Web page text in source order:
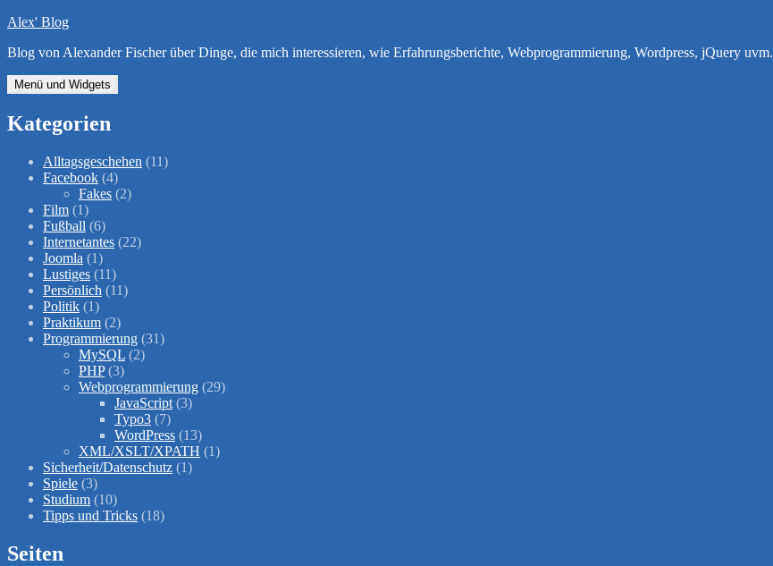
Zum
springen
Alex' Blog
Blog von Alexander Fischer über Dinge, die mich interessieren, wie Erfahrungsberichte, Webprogrammierung, Wordpress, jQuery uvm.
Menü und Widgets
Kategorien
Alltagsgeschehen (11)
Facebook (4)
Fakes (2)
Film (1)
Fußball (6)
Internetantes (22)
Joomla (1)
Lustiges (11)
Persönlich (11)
Politik (1)
Praktikum (2)
Programmierung (31)
MySQL (2)
PHP(3)
Webprogrammierung (29)
JavaScript (3)
Typo3 (7)
WordPress (13)
XML/XSLT/XPATH (1)
Sicherheit/Datenschutz (1)
Spiele (3)
Studium (10)
Tipps und Tricks (18)
Seiten